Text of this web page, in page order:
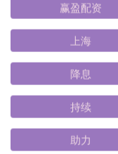
赢盈配资
上海
降息
持续
助力